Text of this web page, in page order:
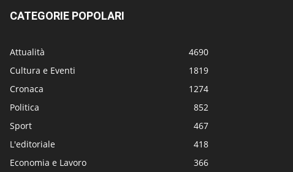
CATEGORIE POPOLARI
Attualità
4690
Cultura e Eventi
1819
Cronaca
1274
Politica
852
Sport
467
L'editoriale
418
Economia e Lavoro
366